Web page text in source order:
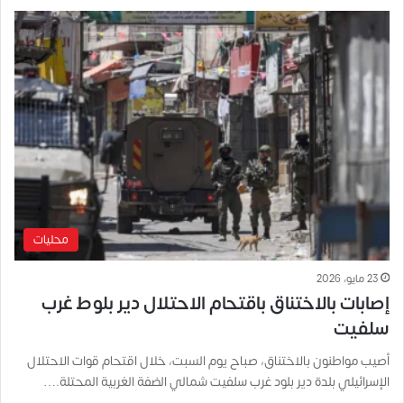
محليات
23 مايو، 2026
إصابات بالاختناق باقتحام الاحتلال دير بلوط غرب
سلفيت
أصيب مواطنون بالاختناق، صباح يوم السبت، خلال اقتحام قوات الاحتلال
الإسرائيلي بلدة دير بلود غرب سلفيت شمالي الضفة الغربية المحتلة.…